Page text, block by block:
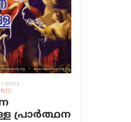
118993
പ്രാര്‍ത്ഥന